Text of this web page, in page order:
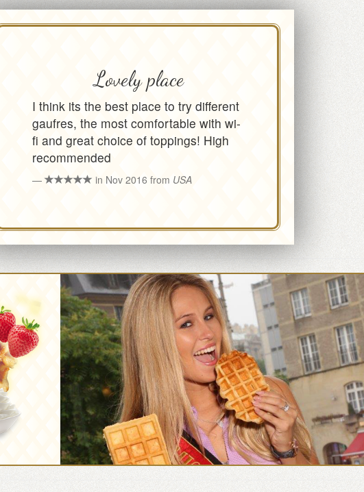
Lovely place
I think its the best place to try different
gaufres, the most comfortable with wi-
fi and great choice of toppings! High
recommended
in Nov 2016 from USA